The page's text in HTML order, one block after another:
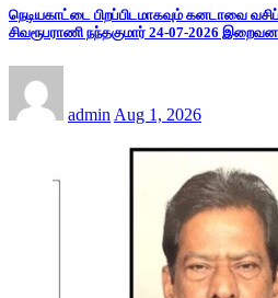
நெடியகாட்டை பிறப்பிடமாகவும் கனடாவை
சிவரூபராணி நந்தகுமார் 24-07-2026
admin Aug 1, 2026